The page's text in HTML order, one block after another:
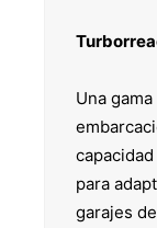
Una
para
garajes